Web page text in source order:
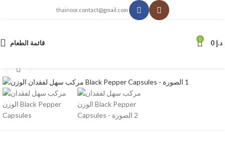
thainoor.contact@gmail.com
قائمة الطعام 0 د.إ